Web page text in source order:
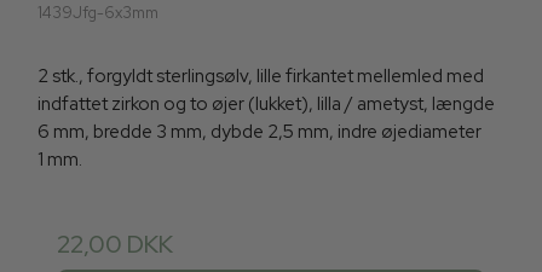
1439Jfg-6x3mm
2 stk., forgyldt sterlingsølv, lille firkantet mellemled med
indfattet zirkon og to øjer (lukket), lilla / ametyst, længde
6 mm, bredde 3 mm, dybde 2,5 mm, indre øjediameter
1 mm.
22,00 DKK